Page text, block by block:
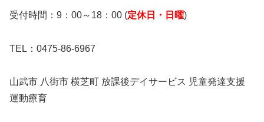
受付時間：9：00～18：00 (定休日・日曜)
TEL：0475-86-6967
山武市 八街市 横芝町 放課後デイサービス 児童発達支援
運動療育